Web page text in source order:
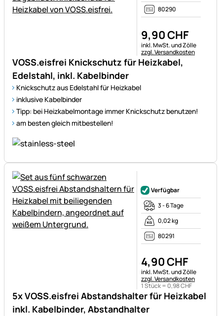
VOSS.eisfrei Knickschutz für Heizkabel,
Edelstahl, inkl. Kabelbinder
Knickschutz aus Edelstahl für Heizkabel
inklusive Kabelbinder
Tipp: bei Heizkabelmontage immer Knickschutz benutzen!
am besten gleich mitbestellen!
80290
9,90CHF
Steuerhinweis:
inkl. MwSt. und Zölle
zzgl. Versandkosten
5x VOSS.eisfrei Abstandshalter für Heizkabel
inkl. Kabelbinder, Abstandhalter
Verfügbar
3 - 6 Tage
0,02 kg
80291
4,90CHF
Steuerhinweis:
inkl. MwSt. und Zölle
zzgl. Versandkosten
1 Stück = 0,98CHF